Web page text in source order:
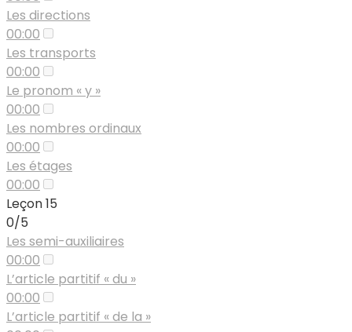
Les directions
00:00
Les transports
00:00
Le pronom « y »
00:00
Les nombres ordinaux
00:00
Les étages
00:00
Leçon 15
0/5
Les semi-auxiliaires
00:00
L’article partitif « du »
00:00
L’article partitif « de la »